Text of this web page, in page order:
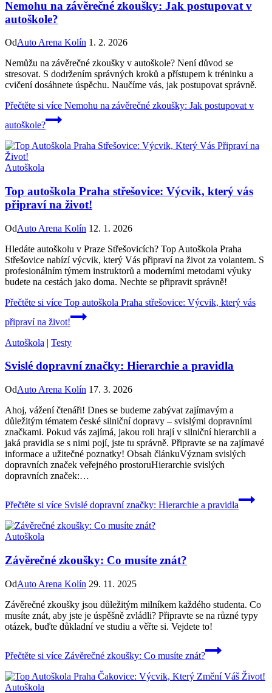
Nemohu na závěrečné zkoušky: Jak postupovat v
autoškole?
OdAuto Arena Kolín 1. 2. 2026
Nemůžu na závěrečné zkoušky v autoškole? Není důvod se
stresovat. S dodržením správných kroků a přístupem k tréninku a
cvičení dosáhnete úspěchu. Naučíme vás, jak postupovat správně.
Přečtěte si více Nemohu na závěrečné zkoušky: Jak postupovat v
autoškole?
Autoškola
Top autoškola Praha střešovice: Výcvik, který vás
připraví na život!
OdAuto Arena Kolín 12. 1. 2026
Hledáte autoškolu v Praze Střešovicích? Top Autoškola Praha
Střešovice nabízí výcvik, který Vás připraví na život za volantem. S
profesionálním týmem instruktorů a moderními metodami výuky
budete na cestách jako doma. Nechte se připravit správně!
Přečtěte si více Top autoškola Praha střešovice: Výcvik, který vás
připraví na život!
Autoškola | Testy
Svislé dopravní značky: Hierarchie a pravidla
OdAuto Arena Kolín 17. 3. 2026
Ahoj, vážení čtenáři! Dnes se budeme zabývat zajímavým a
důležitým tématem české silniční dopravy – svislými dopravními
značkami. Pokud vás zajímá, jakou roli hrají v silniční hierarchii a
jaká pravidla se s nimi pojí, jste tu správně. Připravte se na zajímavé
informace a užitečné poznatky! Obsah článkuVýznam svislých
dopravních značek veřejného prostoruHierarchie svislých
dopravních značek:…
Přečtěte si více Svislé dopravní značky: Hierarchie a pravidla
Autoškola
Závěrečné zkoušky: Co musíte znát?
OdAuto Arena Kolín 29. 11. 2025
Závěrečné zkoušky jsou důležitým milníkem každého studenta. Co
musíte znát, aby jste je úspěšně zvládli? Připravte se na různé typy
otázek, buďte důkladní ve studiu a věřte si. Vejdete to!
Přečtěte si více Závěrečné zkoušky: Co musíte znát?
Autoškola